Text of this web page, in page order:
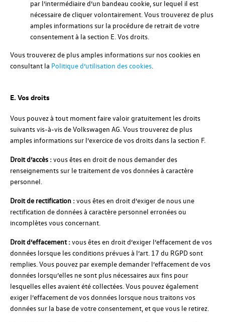
par l’intermédiaire d’un bandeau cookie, sur lequel il est
nécessaire de cliquer volontairement. Vous trouverez de plus
amples informations sur la procédure de retrait de votre
consentement à la section E. Vos droits.
Vous trouverez de plus amples informations sur nos cookies en
consultant la Politique d’utilisation des cookies.
E. Vos droits
Vous pouvez à tout moment faire valoir gratuitement les droits
suivants vis-à-vis de Volkswagen AG. Vous trouverez de plus
amples informations sur l’exercice de vos droits dans la section F.
Droit d’accès :vous êtes en droit de nous demander des
renseignements sur le traitement de vos données à caractère
personnel.
Droit de rectification :vous êtes en droit d’exiger de nous une
rectification de données à caractère personnel erronées ou
incomplètes vous concernant.
Droit d’effacement :vous êtes en droit d’exiger l’effacement de vos
données lorsque les conditions prévues à l’art. 17 du RGPD sont
remplies. Vous pouvez par exemple demander l’effacement de vos
données lorsqu’elles ne sont plus nécessaires aux fins pour
lesquelles elles avaient été collectées. Vous pouvez également
exiger l’effacement de vos données lorsque nous traitons vos
données sur la base de votre consentement, et que vous le retirez.